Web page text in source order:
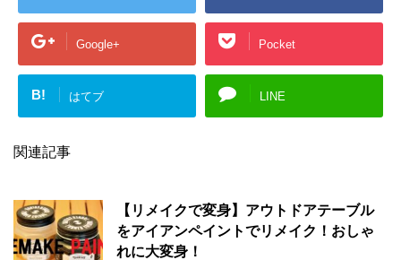
Google+ Pocket
B! はてブ LINE
関連記事
【リメイクで変身】アウトドアテーブル
をアイアンペイントでリメイク！おしゃ
れに大変身！